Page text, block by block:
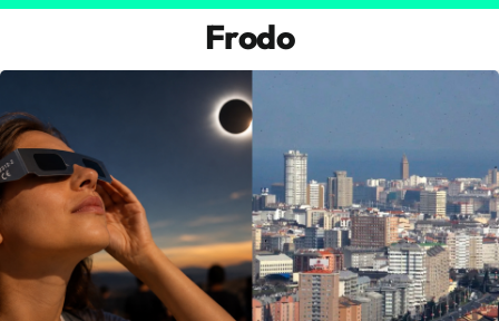
Gastronomía
Escenarios
Frodo